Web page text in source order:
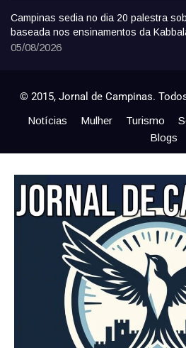
Campinas sedia no dia 20 palestra
baseada nos ensinamentos da
05/08/2026
© 2015, Jornal de Campinas.
Notícias Mulher Turismo
Blogs